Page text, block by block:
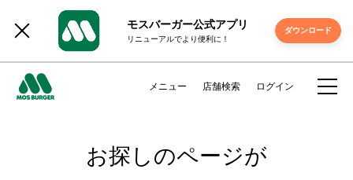
モスバーガー公式アプリ
リニューアルでより便利に！
ダウンロード
メニュー 店舗検索 ログイン
お探しのページが